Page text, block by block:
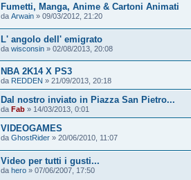
Fumetti, Manga, Anime & Cartoni Animati
da Arwain » 09/03/2012, 21:20
L' angolo dell' emigrato
da wisconsin » 02/08/2013, 20:08
NBA 2K14 X PS3
da REDDEN » 21/09/2013, 20:18
Dal nostro inviato in Piazza San Pietro...
da Fab » 14/03/2013, 0:01
VIDEOGAMES
da GhostRider » 20/06/2010, 11:07
Video per tutti i gusti...
da hero » 07/06/2007, 17:50